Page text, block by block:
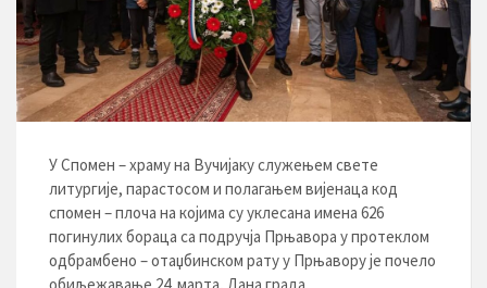
У Спомен – храму на Вучијаку служењем свете
литургије, парастосом и полагањем вијенаца код
спомен – плоча на којима су уклесана имена 626
погинулих бораца са подручја Прњавора у протеклом
одбрамбено – отаџбинском рату у Прњавору је почело